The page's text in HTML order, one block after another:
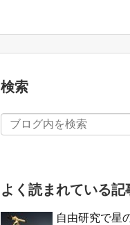
検索
よく読まれている記
自由研究で星